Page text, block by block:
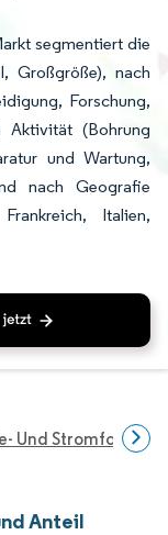
segmentiert die
Großgröße), nach
Forschung,
Aktivität (Bohrung
und Wartung,
nach Geografie
Italien,
Und
Anteil